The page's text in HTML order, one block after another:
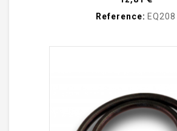
Reference: EQ208